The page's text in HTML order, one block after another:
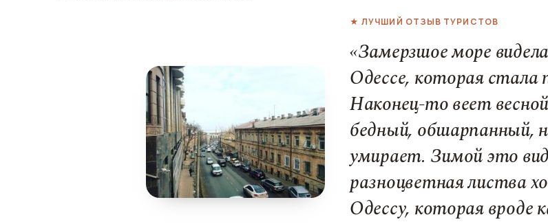
★ ЛУЧШИЙ ОТЗЫВ ТУРИСТОВ
«Замерзшое море
Одессе, которая стала
Наконец-то веет
бедный, обшарпанный,
умирает. Зимой это
разноцветная листва
Одессу, которая вроде